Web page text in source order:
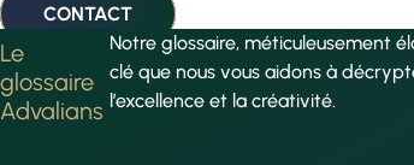
CONTACT
Le
glossaire
Advalians
Notre glossaire, méticuleusement
clé que nous vous aidons à
l’excellence et la créativité.